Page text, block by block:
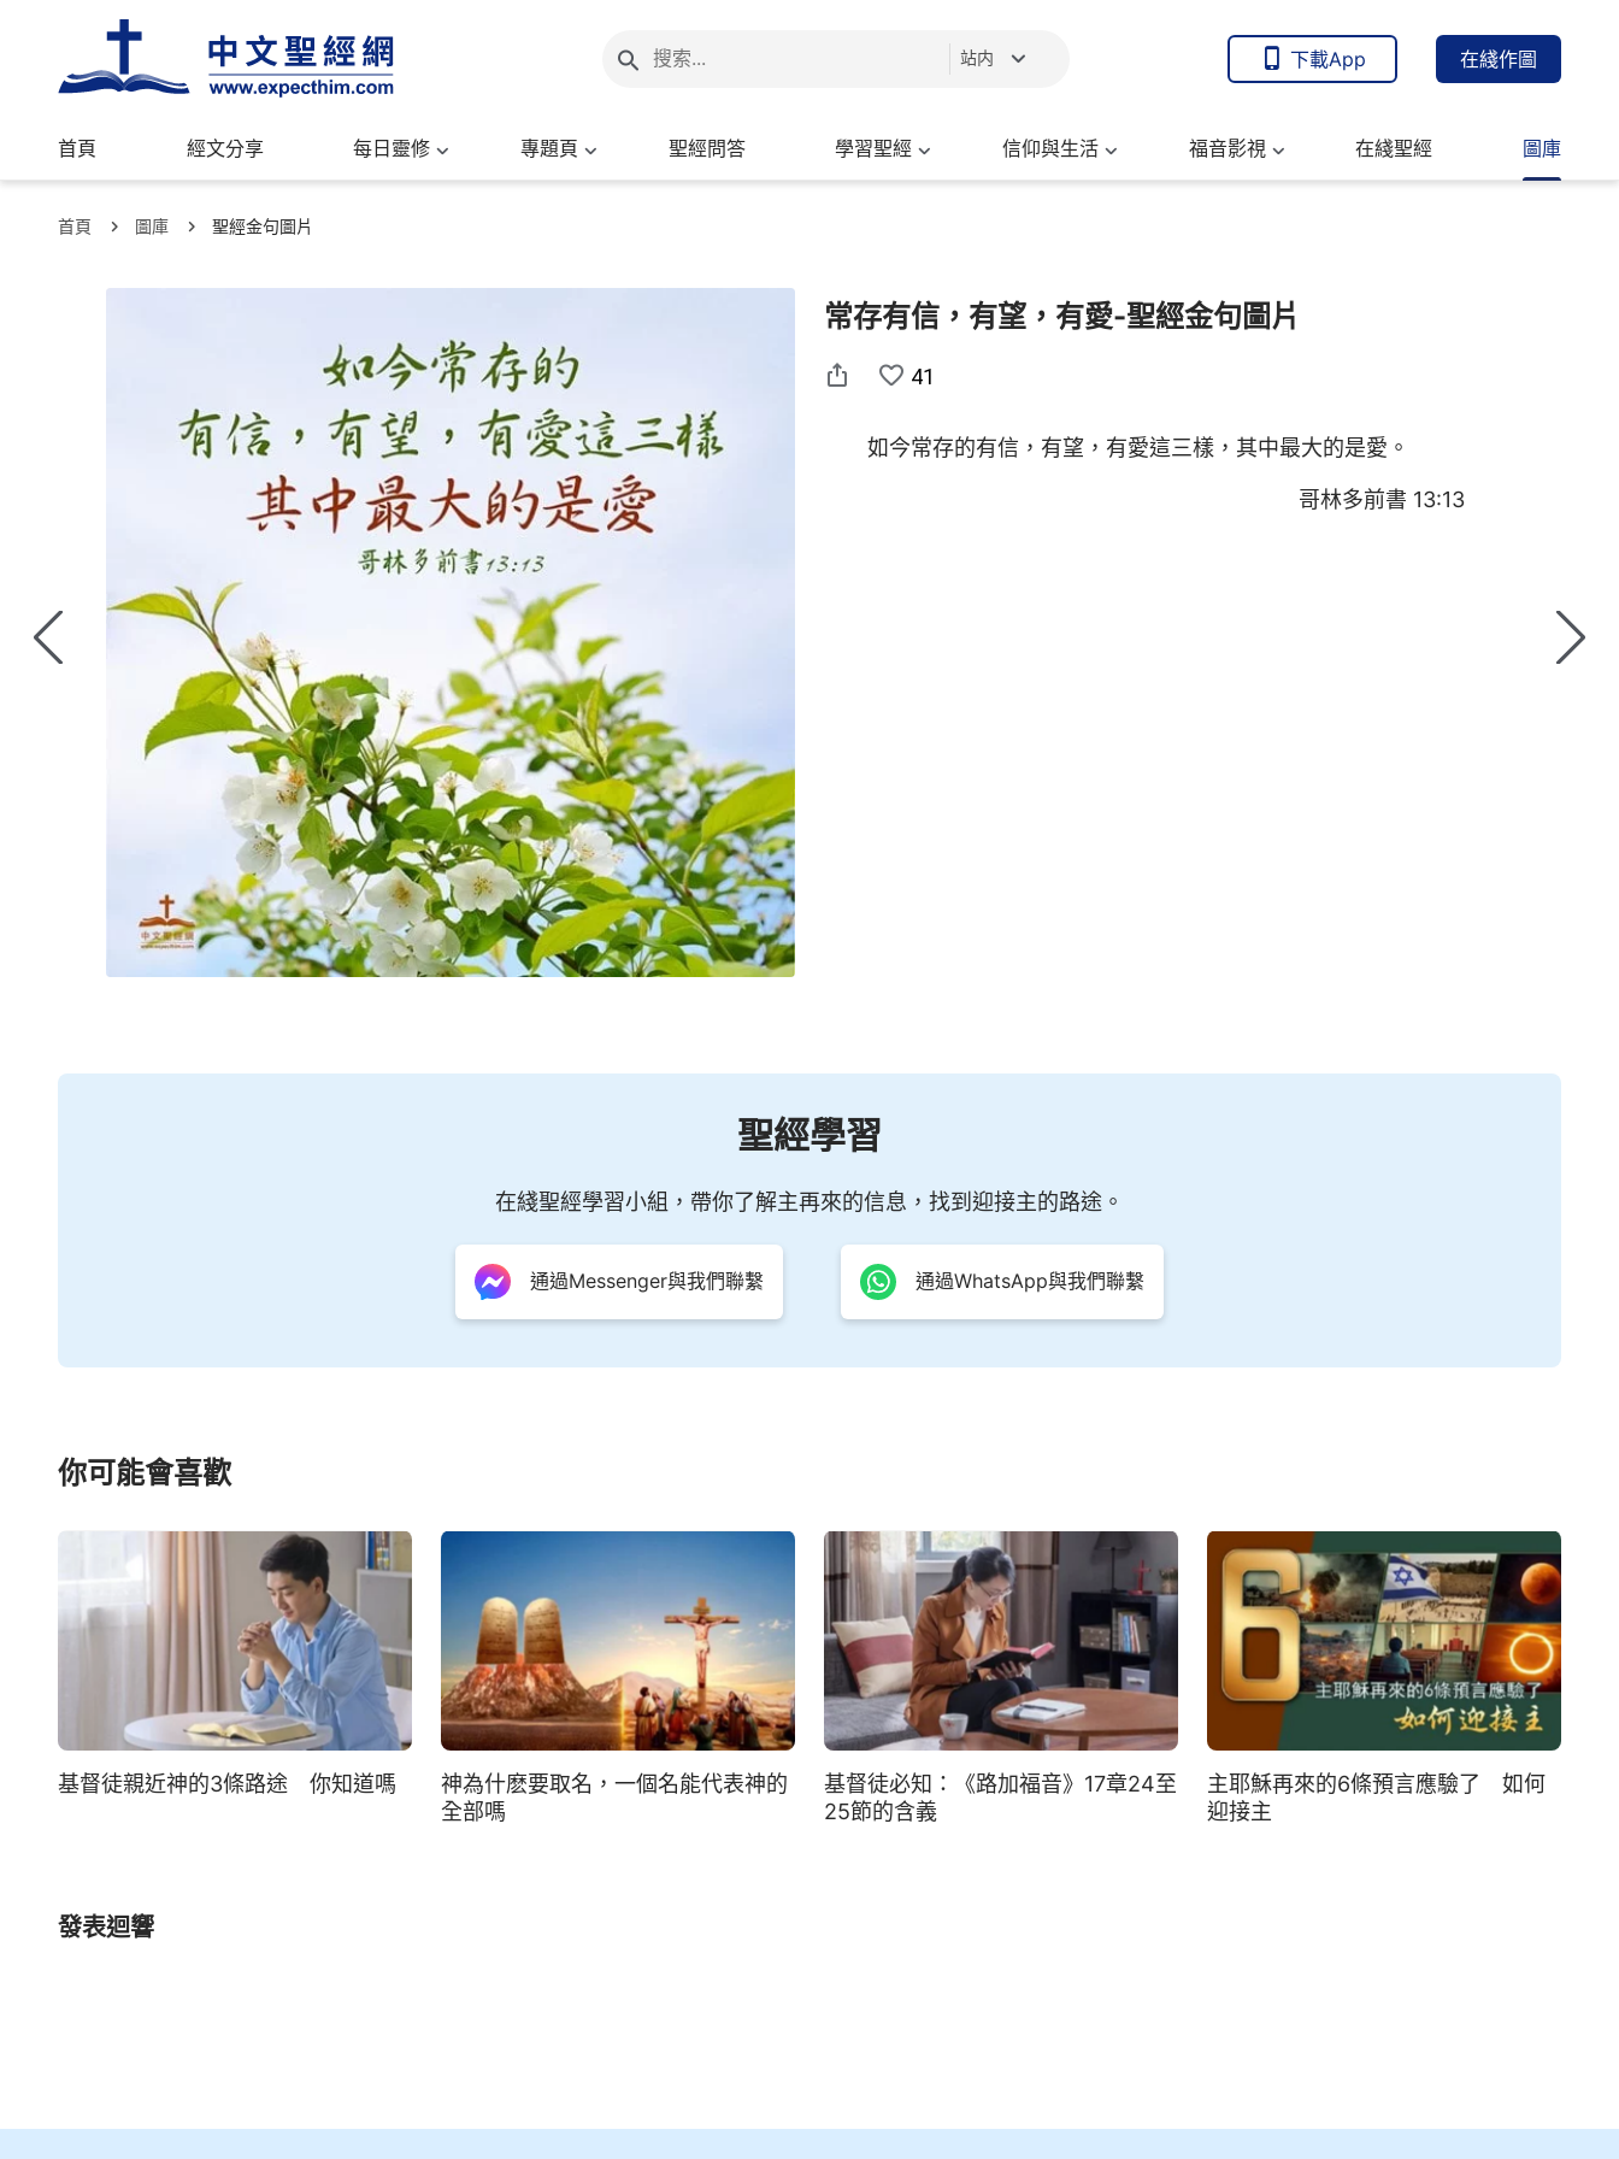
站内 下載App 在綫作圖
首頁 經文分享 每日靈修 專題頁 聖經問答 學習聖經 信仰與生活 福音影視 在綫聖經 圖庫
首頁 圖庫 聖經金句圖片
常存有信，有望，有愛-聖經金句圖片
41
如今常存的有信，有望，有愛這三樣，其中最大的是愛。
哥林多前書 13:13
聖經學習
在綫聖經學習小組，帶你了解主再來的信息，找到迎接主的路途。
通過Messenger與我們聯繫 通過WhatsApp與我們聯繫
你可能會喜歡
基督徒親近神的3條路途 你知道嗎
神為什麽要取名，一個名能代表神的
全部嗎
基督徒必知：《路加福音》17章24至
25節的含義
主耶穌再來的6條預言應驗了 如何
迎接主
發表迴響